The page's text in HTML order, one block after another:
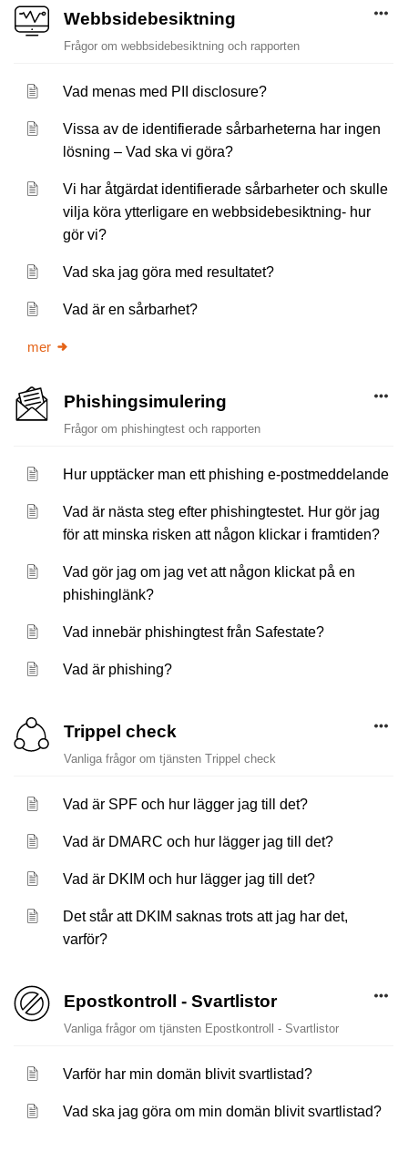
Webbsidebesiktning
Frågor om webbsidebesiktning och rapporten
Vad menas med PII disclosure?
Vissa av de identifierade sårbarheterna har ingen
lösning – Vad ska vi göra?
Vi har åtgärdat identifierade sårbarheter och skulle
vilja köra ytterligare en webbsidebesiktning- hur
gör vi?
Vad ska jag göra med resultatet?
Vad är en sårbarhet?
mer
Phishingsimulering
Frågor om phishingtest och rapporten
Hur upptäcker man ett phishing e-postmeddelande
Vad är nästa steg efter phishingtestet. Hur gör jag
för att minska risken att någon klickar i framtiden?
Vad gör jag om jag vet att någon klickat på en
phishinglänk?
Vad innebär phishingtest från Safestate?
Vad är phishing?
Trippel check
Vanliga frågor om tjänsten Trippel check
Vad är SPF och hur lägger jag till det?
Vad är DMARC och hur lägger jag till det?
Vad är DKIM och hur lägger jag till det?
Det står att DKIM saknas trots att jag har det,
varför?
Epostkontroll - Svartlistor
Vanliga frågor om tjänsten Epostkontroll - Svartlistor
Varför har min domän blivit svartlistad?
Vad ska jag göra om min domän blivit svartlistad?